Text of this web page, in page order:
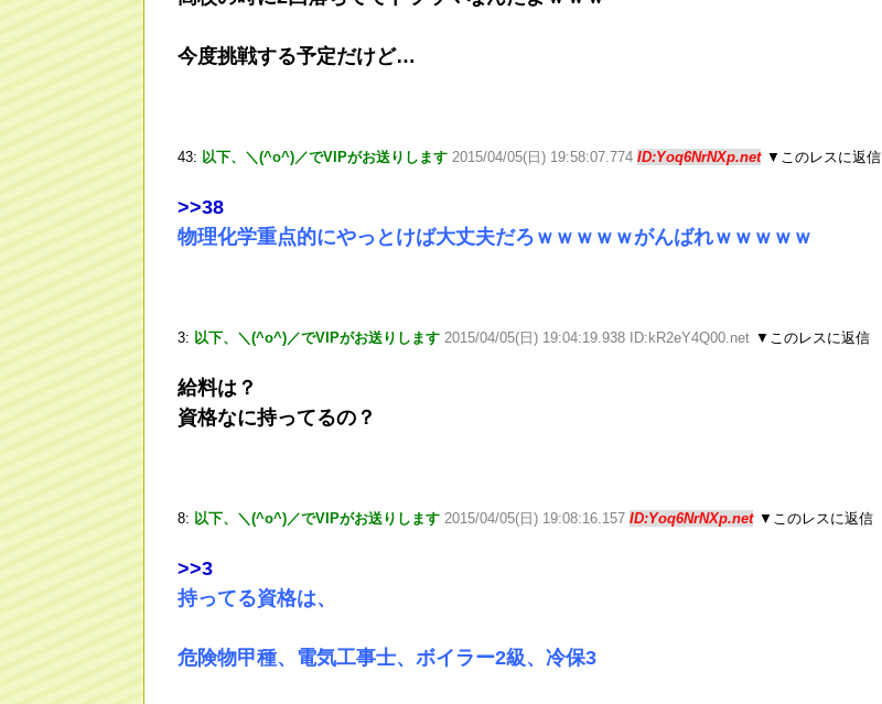
今度挑戦する予定だけど…
43: 以下、＼(^o^)／でVIPがお送りします 2015/04/05(日) 19:58:07.774 ID:Yoq6NrNXp.net ▼このレスに返信
>>38
物理化学重点的にやっとけば大丈夫だろｗｗｗｗｗがんばれｗｗｗｗｗ
3: 以下、＼(^o^)／でVIPがお送りします 2015/04/05(日) 19:04:19.938 ID:kR2eY4Q00.net ▼このレスに返信
給料は？
資格なに持ってるの？
8: 以下、＼(^o^)／でVIPがお送りします 2015/04/05(日) 19:08:16.157 ID:Yoq6NrNXp.net ▼このレスに返信
>>3
持ってる資格は、
危険物甲種、電気工事士、ボイラー2級、冷保3